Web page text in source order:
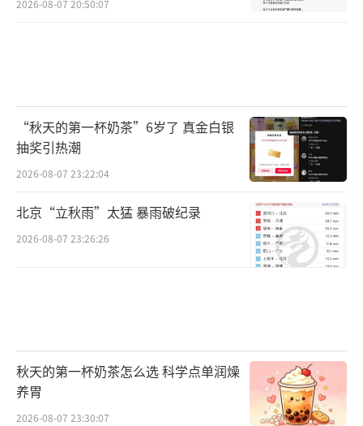
2026-08-07 20:50:07
“秋天的第一杯奶茶”6岁了 真金白银
抽奖引热潮
2026-08-07 23:22:04
北京“立秋雨”太猛 暴雨破纪录
2026-08-07 23:26:26
秋天的第一杯奶茶怎么选 科学点单润燥
养胃
2026-08-07 23:30:07